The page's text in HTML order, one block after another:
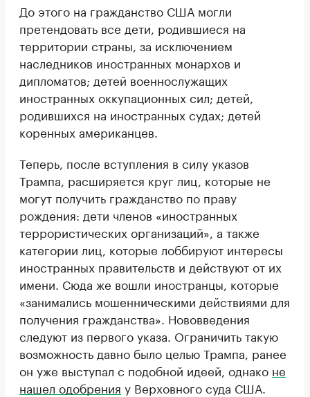
До этого на гражданство США могли
претендовать все дети, родившиеся на
территории страны, за исключением
наследников иностранных монархов и
дипломатов; детей военнослужащих
иностранных оккупационных сил; детей,
родившихся на иностранных судах; детей
коренных американцев.
Теперь, после вступления в силу указов
Трампа, расширяется круг лиц, которые не
могут получить гражданство по праву
рождения: дети членов «иностранных
террористических организаций», а также
категории лиц, которые лоббируют интересы
иностранных правительств и действуют от их
имени. Сюда же вошли иностранцы, которые
«занимались мошенническими действиями для
получения гражданства». Нововведения
следуют из первого указа. Ограничить такую
возможность давно было целью Трампа, ранее
он уже выступал с подобной идеей, однако не
нашел одобрения у Верховного суда США.